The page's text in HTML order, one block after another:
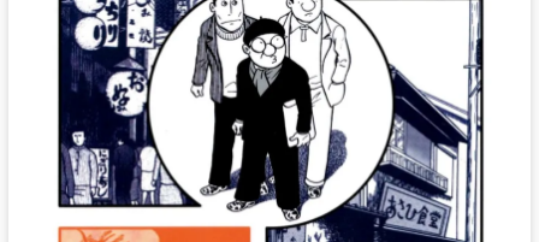
en
el
cómic
de
superhéroes?